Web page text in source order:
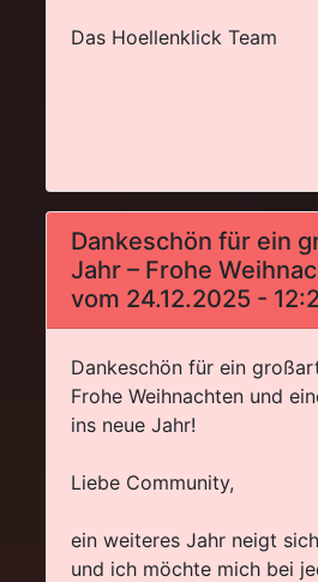
Das Hoellenklick Team
Dankeschön für ein
Jahr – Frohe
vom 24.12.2025 -
Dankeschön für ein
Frohe Weihnachten und
ins neue Jahr!
Liebe Community,
ein weiteres Jahr neigt
und ich möchte mich bei